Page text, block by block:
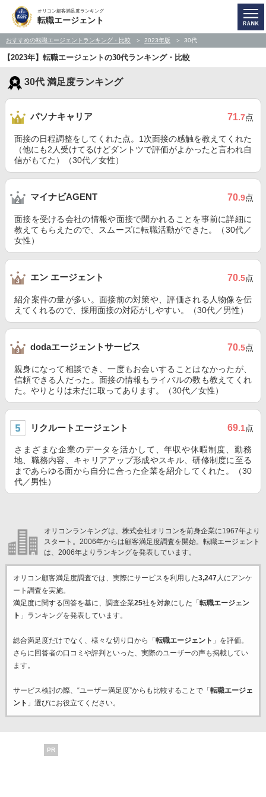
オリコン顧客満足度ランキング
転職エージェント
おすすめの転職エージェントランキング・比較 2023年版 30代
【2023年】転職エージェントの30代ランキング・比較
30代 満足度ランキング
パソナキャリア 71.7点
面接の日程調整をしてくれた点。1次面接の感触を教えてくれた
（他にも2人受けてるけどダントツで評価がよかったと言われ自
信がもてた）（30代／女性）
マイナビAGENT 70.9点
面接を受ける会社の情報や面接で聞かれることを事前に詳細に
教えてもらえたので、スムーズに転職活動ができた。（30代／
女性）
エン エージェント 70.5点
紹介案件の量が多い。面接前の対策や、評価される人物像を伝
えてくれるので、採用面接の対応がしやすい。（30代／男性）
dodaエージェントサービス 70.5点
親身になって相談でき、一度もお会いすることはなかったが、
信頼できる人だった。面接の情報もライバルの数も教えてくれ
た。やりとりは未だに取ってあります。（30代／女性）
リクルートエージェント 69.1点
さまざまな企業のデータを活かして、年収や休暇制度、勤務
地、職務内容、キャリアアップ形成やスキル、研修制度に至る
まであらゆる面から自分に合った企業を紹介してくれた。（30
代／男性）
オリコンランキングは、株式会社オリコンを前身企業に1967年より
スタート。2006年からは顧客満足度調査を開始。転職エージェント
は、2006年よりランキングを発表しています。
オリコン顧客満足度調査では、実際にサービスを利用した3,247人にアンケ
ート調査を実施。
満足度に関する回答を基に、調査企業25社を対象にした「 転職エージェン
ト 」ランキングを発表しています。
総合満足度だけでなく、様々な切り口から「 転職エージェント 」を評価。
さらに回答者の口コミや評判といった、実際のユーザーの声も掲載してい
ます。
サービス検討の際、“ユーザー満足度”からも比較することで「 転職エージェ
ント 」選びにお役立てください。
PR